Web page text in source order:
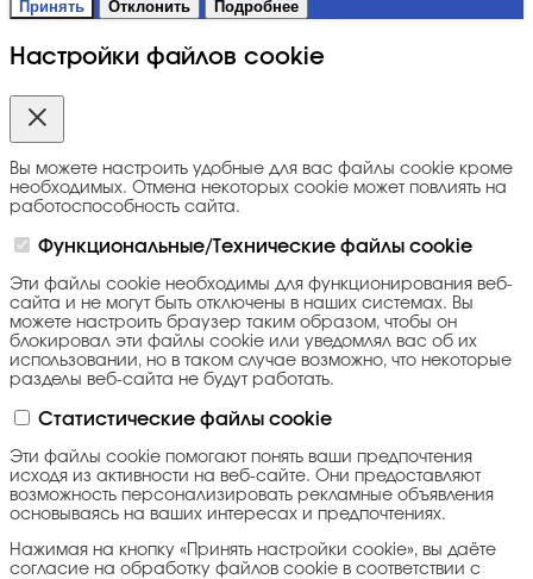
Принять Отклонить Подробнее
Настройки файлов cookie
Вы можете настроить удобные для вас файлы cookie кроме
необходимых. Отмена некоторых cookie может повлиять на
работоспособность сайта.
Функциональные/Технические файлы cookie
Эти файлы cookie необходимы для функционирования веб-
сайта и не могут быть отключены в наших системах. Вы
можете настроить браузер таким образом, чтобы он
блокировал эти файлы cookie или уведомлял вас об их
использовании, но в таком случае возможно, что некоторые
разделы веб-сайта не будут работать.
Статистические файлы cookie
Эти файлы cookie помогают понять ваши предпочтения
исходя из активности на веб-сайте. Они предоставляют
возможность персонализировать рекламные объявления
основываясь на ваших интересах и предпочтениях.
Нажимая на кнопку «Принять настройки cookie», вы даёте
согласие на обработку файлов cookie в соответствии с